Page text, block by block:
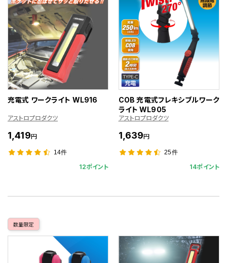
充電式 ワークライト WL916
アストロプロダクツ
1,419円
14件
12ポイント
COB 充電式フレキシブルワーク
ライト WL905
アストロプロダクツ
1,639円
25件
14ポイント
数量限定